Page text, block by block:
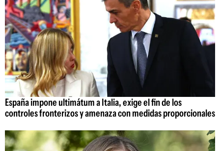
España impone ultimátum a Italia, exige el fin de los
controles fronterizos y amenaza con medidas proporcionales